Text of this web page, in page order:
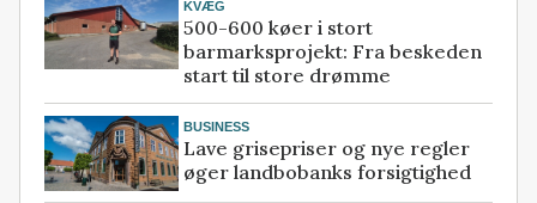
KVÆG
500-600 køer i stort
barmarksprojekt: Fra beskeden
start til store drømme
BUSINESS
Lave grisepriser og nye regler
øger landbobanks forsigtighed